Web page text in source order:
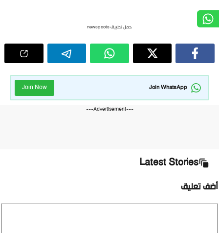
حمل تطبيق newspoots
Join WhatsApp
Join Now
---Advertisement---
Latest Stories
أضف تعليق